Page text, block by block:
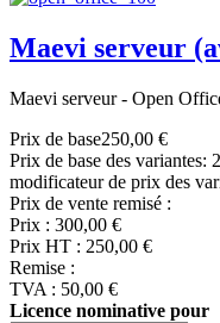
Maevi serveur
Maevi serveur - Open
Prix de base250,00 €
Prix de base des variantes:
modificateur de prix des
Prix de vente remisé :
Prix : 300,00 €
Prix HT : 250,00 €
Remise :
TVA : 50,00 €
Licence nominative pour